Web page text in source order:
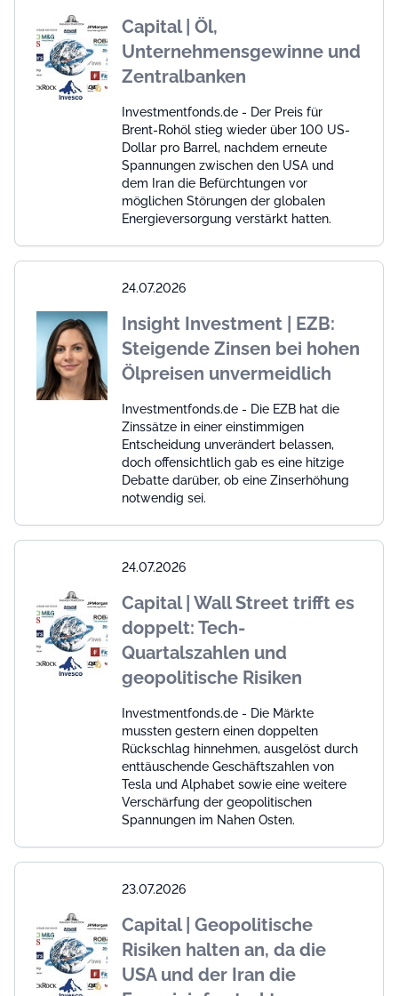
Capital | Öl,
Unternehmensgewinne und
Zentralbanken
Investmentfonds.de - Der Preis für
Brent-Rohöl stieg wieder über 100 US-
Dollar pro Barrel, nachdem erneute
Spannungen zwischen den USA und
dem Iran die Befürchtungen vor
möglichen Störungen der globalen
Energieversorgung verstärkt hatten.
24.07.2026
Insight Investment | EZB:
Steigende Zinsen bei hohen
Ölpreisen unvermeidlich
Investmentfonds.de - Die EZB hat die
Zinssätze in einer einstimmigen
Entscheidung unverändert belassen,
doch offensichtlich gab es eine hitzige
Debatte darüber, ob eine Zinserhöhung
notwendig sei.
24.07.2026
Capital | Wall Street trifft es
doppelt: Tech-
Quartalszahlen und
geopolitische Risiken
Investmentfonds.de - Die Märkte
mussten gestern einen doppelten
Rückschlag hinnehmen, ausgelöst durch
enttäuschende Geschäftszahlen von
Tesla und Alphabet sowie eine weitere
Verschärfung der geopolitischen
Spannungen im Nahen Osten.
23.07.2026
Capital | Geopolitische
Risiken halten an, da die
USA und der Iran die